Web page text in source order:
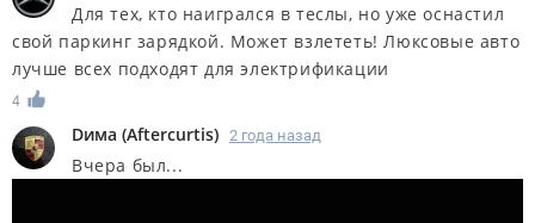
Для тех, кто наигрался в теслы, но уже оснастил
свой паркинг зарядкой. Может взлететь! Люксовые авто
лучше всех подходят для электрификации
4
Dима (Aftercurtis) 2 года назад
Вчера был...